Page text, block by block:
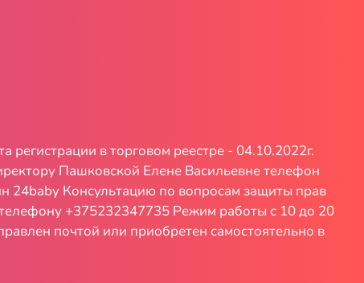
в торговом реестре - 04.10.2022г.
Пашковской Елене Васильевне телефон
24baby Консультацию по вопросам защиты прав
+375232347735 Режим работы с 10 до 20
почтой или приобретен самостоятельно в